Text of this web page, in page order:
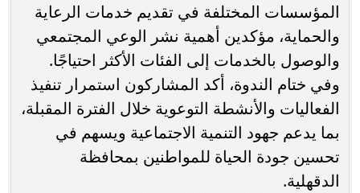
المؤسسات المختلفة في تقديم خدمات الرعاية
والحماية، مؤكدين أهمية نشر الوعي المجتمعي
والوصول بالخدمات إلى الفئات الأكثر احتياجًا.
وفي ختام الندوة، أكد المشاركون استمرار تنفيذ
الفعاليات والأنشطة التوعوية خلال الفترة المقبلة،
بما يدعم جهود التنمية الاجتماعية ويسهم في
تحسين جودة الحياة للمواطنين بمحافظة
الدقهلية.